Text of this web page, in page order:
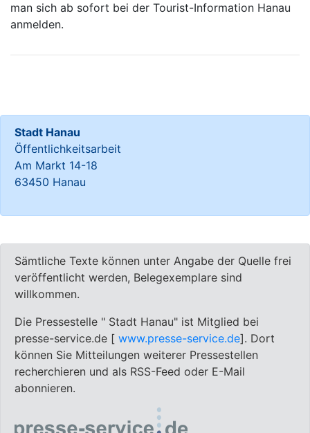
man sich ab sofort bei der Tourist-Information Hanau
anmelden.
Stadt Hanau
Öffentlichkeitsarbeit
Am Markt 14-18
63450 Hanau
Sämtliche Texte können unter Angabe der Quelle frei
veröffentlicht werden, Belegexemplare sind
willkommen.
Die Pressestelle " Stadt Hanau" ist Mitglied bei
presse-service.de [ www.presse-service.de]. Dort
können Sie Mitteilungen weiterer Pressestellen
recherchieren und als RSS-Feed oder E-Mail
abonnieren.